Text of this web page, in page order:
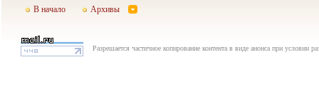
В начало Архивы
Разрешается частичное копирование контента в виде анонса при условии